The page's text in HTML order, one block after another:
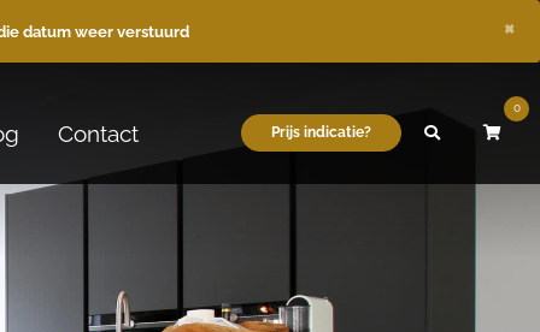
datum weer verstuurd ×
Contact Prijs indicatie?
0